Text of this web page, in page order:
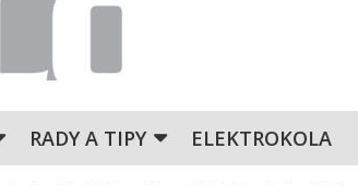
RADY A TIPY ELEKTROKOLA